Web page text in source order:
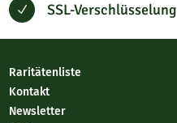
N SSL-Verschlüsselung
Raritätenliste
Kontakt
Newsletter